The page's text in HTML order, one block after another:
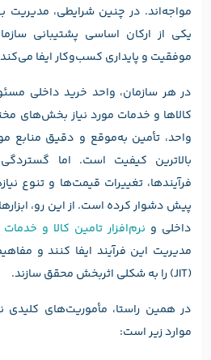
مواجه‌اند. در چنین شرایطی، مدیریت
یکی از ارکان اساسی پشتیبانی
موفقیت و پایداری کسب‌وکار ایفا
در هر سازمان، واحد خرید داخلی
کالاها و خدمات مورد نیاز بخش‌های
واحد، تأمین به‌موقع و دقیق منابع
بالاترین کیفیت است. اما
فرآیندها، تغییرات قیمت‌ها و تنوع
پیش دشوار کرده است. از این رو،
داخلی و نرم‌افزار تامین کالا و خدمات
مدیریت این فرآیند ایفا کنند و
(JIT) را به شکلی اثربخش محقق سازند.
در همین راستا، مأموریت‌های کلیدی
موارد زیر است: